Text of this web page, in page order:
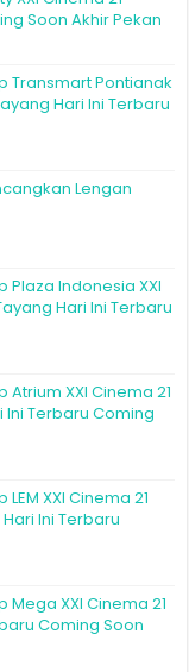
Soon Akhir Pekan
Transmart Pontianak
Hari Ini Terbaru
Lengan
Plaza Indonesia XXI
Hari Ini Terbaru
XXI Cinema 21
Ini Terbaru Coming
XXI Cinema 21
Ini Terbaru
Mega XXI Cinema 21
Coming Soon